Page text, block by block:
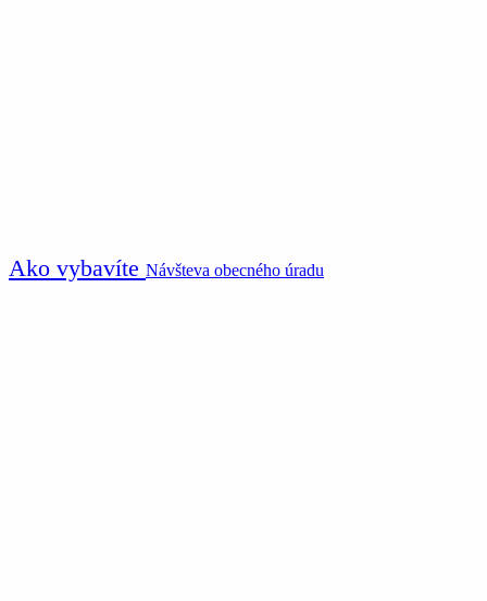
Ako vybavíte Návšteva obecného úradu